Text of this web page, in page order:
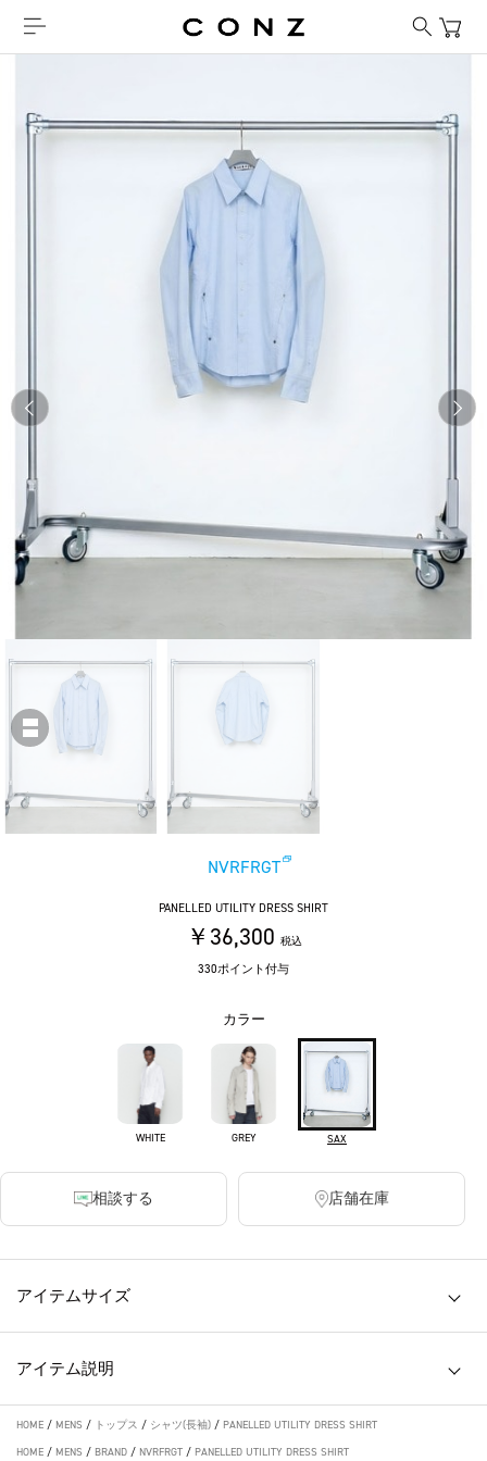
NVRFRGT
PANELLED UTILITY DRESS SHIRT
￥36,300 税込
330ポイント付与
カラー
WHITE GREY SAX
相談する 店舗在庫
アイテムサイズ
アイテム説明
HOME / MENS / トップス / シャツ(長袖) / PANELLED UTILITY DRESS SHIRT
HOME / MENS / BRAND / NVRFRGT / PANELLED UTILITY DRESS SHIRT